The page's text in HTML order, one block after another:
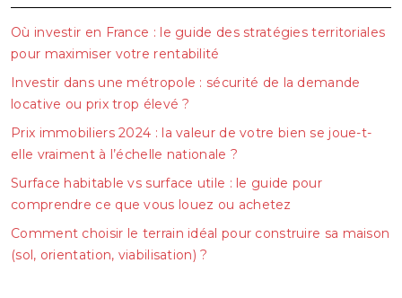
Où investir en France : le guide des stratégies territoriales
pour maximiser votre rentabilité
Investir dans une métropole : sécurité de la demande
locative ou prix trop élevé ?
Prix immobiliers 2024 : la valeur de votre bien se joue-t-
elle vraiment à l’échelle nationale ?
Surface habitable vs surface utile : le guide pour
comprendre ce que vous louez ou achetez
Comment choisir le terrain idéal pour construire sa maison
(sol, orientation, viabilisation) ?